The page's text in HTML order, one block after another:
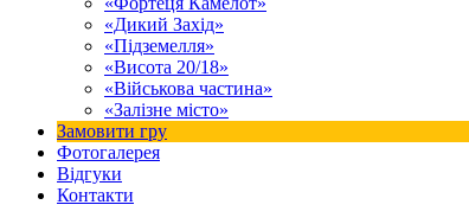
«Дикий Захід»
«Підземелля»
«Висота 20/18»
«Військова частина»
«Залізне місто»
Замовити гру
Фотогалерея
Відгуки
Контакти